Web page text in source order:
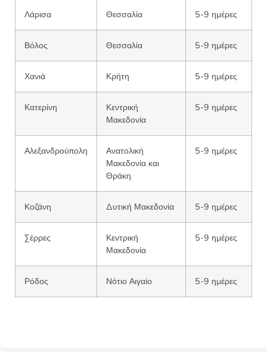
Λάρισα Θεσσαλία 5-9 ημέρες
Βόλος Θεσσαλία 5-9 ημέρες
Χανιά Κρήτη 5-9 ημέρες
Κατερίνη
Κεντρική
Μακεδονία
5-9 ημέρες
Αλεξανδρούπολη
Ανατολική
Μακεδονία και
Θράκη
5-9 ημέρες
Κοζάνη Δυτική Μακεδονία 5-9 ημέρες
Σέρρες
Κεντρική
Μακεδονία
5-9 ημέρες
Ρόδος Νότιο Αιγαίο 5-9 ημέρες